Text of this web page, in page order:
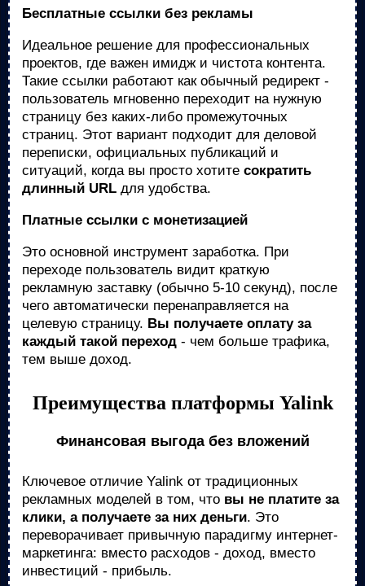
Бесплатные ссылки без рекламы
Идеальное решение для профессиональных
проектов, где важен имидж и чистота контента.
Такие ссылки работают как обычный редирект -
пользователь мгновенно переходит на нужную
страницу без каких-либо промежуточных
страниц. Этот вариант подходит для деловой
переписки, официальных публикаций и
ситуаций, когда вы просто хотите сократить
длинный URL для удобства.
Платные ссылки с монетизацией
Это основной инструмент заработка. При
переходе пользователь видит краткую
рекламную заставку (обычно 5-10 секунд), после
чего автоматически перенаправляется на
целевую страницу. Вы получаете оплату за
каждый такой переход - чем больше трафика,
тем выше доход.
Преимущества платформы Yalink
Финансовая выгода без вложений
Ключевое отличие Yalink от традиционных
рекламных моделей в том, что вы не платите за
клики, а получаете за них деньги. Это
переворачивает привычную парадигму интернет-
маркетинга: вместо расходов - доход, вместо
инвестиций - прибыль.